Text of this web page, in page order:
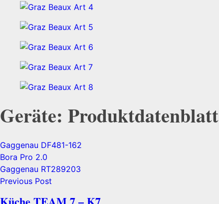
Geräte:
Gaggenau DF481-162
Bora Pro 2.0
Gaggenau RT289203
Previous Post